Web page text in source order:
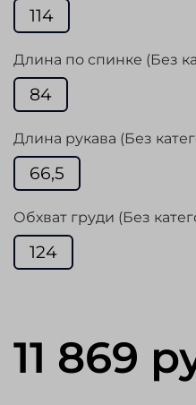
114
Длина по спинке (Без
84
Длина рукава (Без
66,5
Обхват груди (Без
124
11 869